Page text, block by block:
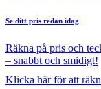
Se ditt pris redan idag
Räkna på pris och
– snabbt och smidigt!
Klicka här för att